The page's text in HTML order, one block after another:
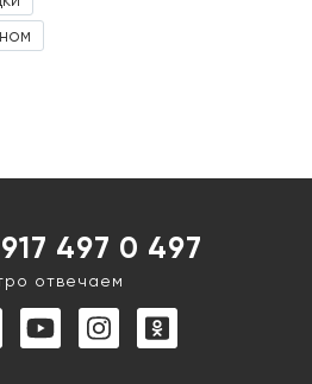
497 0 497
отвечаем